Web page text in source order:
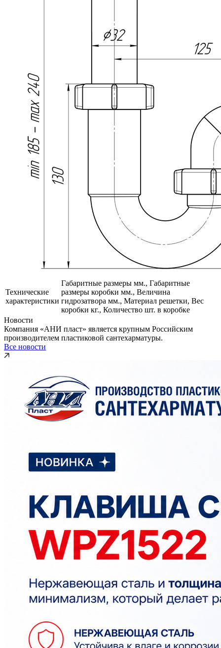
Технические
характеристики
Габаритные размеры мм., Габаритные
размеры коробки мм., Величина
гидрозатвора мм., Материал решетки, Вес
коробки кг., Количество шт. в коробке
Новости
Компания «АНИ пласт» является крупным Российским
производителем пластиковой сантехарматуры.
Все новости